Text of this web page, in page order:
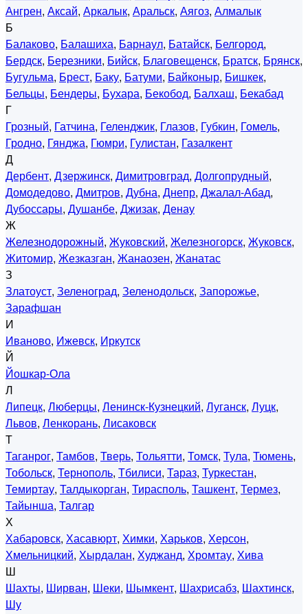
Ангрен, Аксай, Аркалык, Аральск, Аягоз, Алмалык
Б
Балаково, Балашиха, Барнаул, Батайск, Белгород,
Бердск, Березники, Бийск, Благовещенск, Братск, Брянск,
Бугульма, Брест, Баку, Батуми, Байконыр, Бишкек,
Бельцы, Бендеры, Бухара, Бекобод, Балхаш, Бекабад
Г
Грозный, Гатчина, Геленджик, Глазов, Губкин, Гомель,
Гродно, Гянджа, Гюмри, Гулистан, Газалкент
Д
Дербент, Дзержинск, Димитровград, Долгопрудный,
Домодедово, Дмитров, Дубна, Днепр, Джалал-Абад,
Дубоссары, Душанбе, Джизак, Денау
Ж
Железнодорожный, Жуковский, Железногорск, Жуковск,
Житомир, Жезказган, Жанаозен, Жанатас
З
Златоуст, Зеленоград, Зеленодольск, Запорожье,
Зарафшан
И
Иваново, Ижевск, Иркутск
Й
Йошкар-Ола
Л
Липецк, Люберцы, Ленинск-Кузнецкий, Луганск, Луцк,
Львов, Ленкорань, Лисаковск
Т
Таганрог, Тамбов, Тверь, Тольятти, Томск, Тула, Тюмень,
Тобольск, Тернополь, Тбилиси, Тараз, Туркестан,
Темиртау, Талдыкорган, Тирасполь, Ташкент, Термез,
Тайынша, Талгар
Х
Хабаровск, Хасавюрт, Химки, Харьков, Херсон,
Хмельницкий, Хырдалан, Худжанд, Хромтау, Хива
Ш
Шахты, Ширван, Шеки, Шымкент, Шахрисабз, Шахтинск,
Шу